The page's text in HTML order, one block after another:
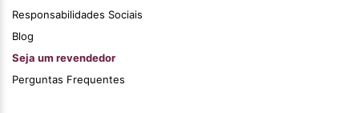
Responsabilidades Sociais
Blog
Seja um revendedor
Perguntas Frequentes